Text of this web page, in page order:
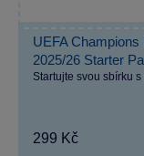
UEFA
2025/26 Starter
Startujte svou sbírku
299 Kč